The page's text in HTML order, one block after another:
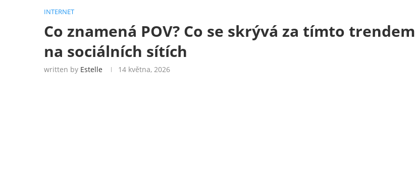
INTERNET
Co znamená POV? Co se skrývá za tímto trendem
na sociálních sítích
written by Estelle 14 května, 2026